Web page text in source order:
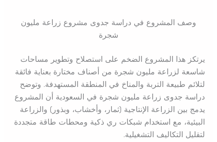
وصف المشروع في دراسة جدوى مشروع زراعة مليون
شجرة
يرتكز هذا المشروع الضخم على استصلاح وتطوير مساحات
شاسعة لزراعة مليون شجرة من أصناف مختارة بعناية فائقة
لتلائم طبيعة التربة والمناخ في المنطقة المستهدفة. وتوضح
دراسة جدوى زراعة مليون شجرة في السعودية أن المشروع
يدمج بين الزراعة الإنتاجية (ثمار، وأخشاب، وبذور) والزراعة
البيئية، مع استخدام شبكات ري ذكية ومحطات طاقة متجددة
لتقليل التكاليف التشغيلية.